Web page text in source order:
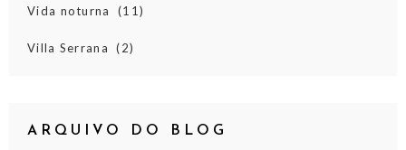
Vida noturna (11)
Villa Serrana (2)
ARQUIVO DO BLOG